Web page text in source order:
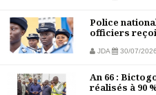
Police
officiers
JDA 30/07/2026
An 66 :
réalisés à 90